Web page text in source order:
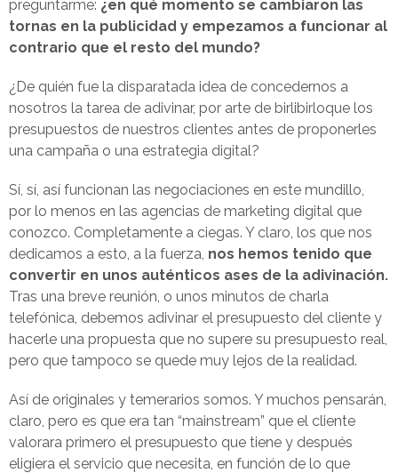
preguntarme: ¿en qué momento se cambiaron las
tornas en la publicidad y empezamos a funcionar al
contrario que el resto del mundo?
¿De quién fue la disparatada idea de concedernos a
nosotros la tarea de adivinar, por arte de birlibirloque los
presupuestos de nuestros clientes antes de proponerles
una campaña o una estrategia digital?
Sí, sí, así funcionan las negociaciones en este mundillo,
por lo menos en las agencias de marketing digital que
conozco. Completamente a ciegas. Y claro, los que nos
dedicamos a esto, a la fuerza, nos hemos tenido que
convertir en unos auténticos ases de la adivinación.
Tras una breve reunión, o unos minutos de charla
telefónica, debemos adivinar el presupuesto del cliente y
hacerle una propuesta que no supere su presupuesto real,
pero que tampoco se quede muy lejos de la realidad.
Así de originales y temerarios somos. Y muchos pensarán,
claro, pero es que era tan “mainstream” que el cliente
valorara primero el presupuesto que tiene y después
eligiera el servicio que necesita, en función de lo que